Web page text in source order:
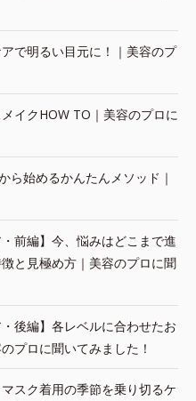
で明るい目元に！｜美容のプ
イクHOW TO｜美容のプロに
ら始めるかんたんメソッド｜
前編】今、悩みはどこまで進
と見極め方｜美容のプロに聞
後編】各レベルに合わせたお
プロに聞いてみました！
スク着用の季節を乗り切るケ